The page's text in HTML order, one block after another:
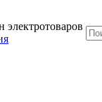
электротоваров